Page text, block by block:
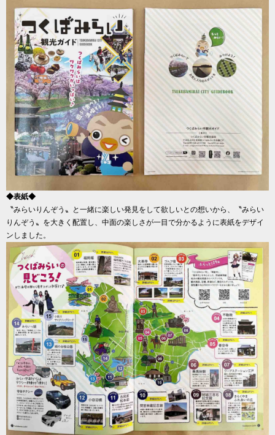
◆表紙◆
〝みらいりんぞう〟と一緒に楽しい発見をして欲しいとの想いから、〝みらい
りんぞう〟を大きく配置し、中面の楽しさが一目で分かるように表紙をデザイ
ンしました。